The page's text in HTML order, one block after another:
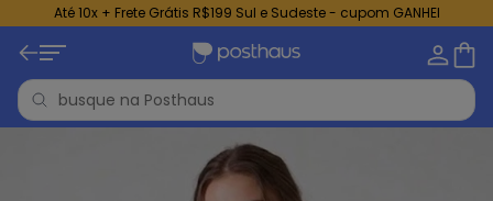
Até 10x + Frete Grátis R$199 Sul e Sudeste - cupom GANHEI